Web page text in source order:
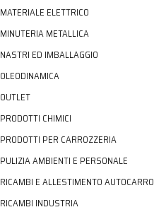
MATERIALE ELETTRICO
MINUTERIA METALLICA
NASTRI ED IMBALLAGGIO
OLEODINAMICA
OUTLET
PRODOTTI CHIMICI
PRODOTTI PER CARROZZERIA
PULIZIA AMBIENTI E PERSONALE
RICAMBI E ALLESTIMENTO AUTOCARRO
RICAMBI INDUSTRIA